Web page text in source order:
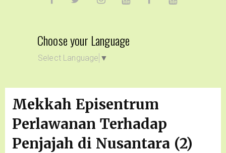
Choose your Language
Select Language ▼
Mekkah Episentrum
Perlawanan Terhadap
Penjajah di Nusantara (2)